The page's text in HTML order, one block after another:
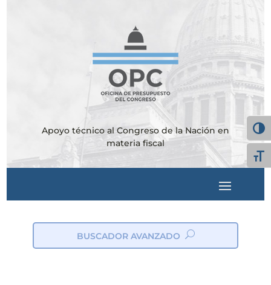
Apoyo técnico al Congreso de la Nación en
materia fiscal
BUSCADOR AVANZADO